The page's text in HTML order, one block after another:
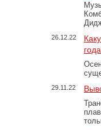
26.12.22
29.11.22